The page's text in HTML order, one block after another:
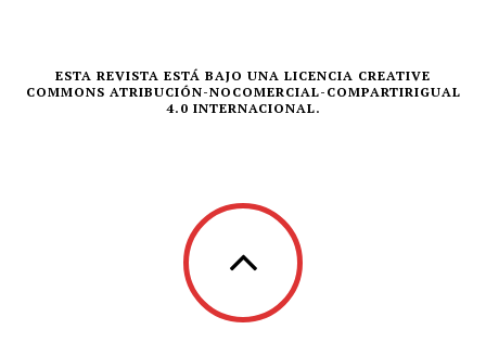
ESTA REVISTA ESTÁ BAJO UNA LICENCIA CREATIVE
COMMONS ATRIBUCIÓN-NOCOMERCIAL-COMPARTIRIGUAL
4.0 INTERNACIONAL.